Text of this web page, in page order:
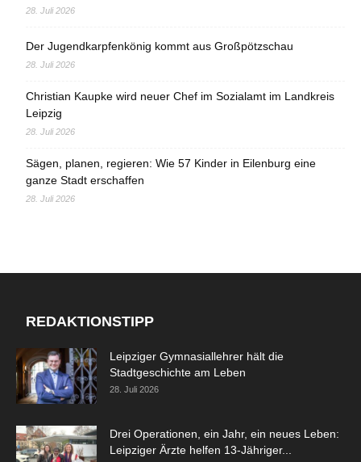
28. Juli 2026
Der Jugendkarpfenkönig kommt aus Großpötzschau
28. Juli 2026
Christian Kaupke wird neuer Chef im Sozialamt im Landkreis
Leipzig
28. Juli 2026
Sägen, planen, regieren: Wie 57 Kinder in Eilenburg eine
ganze Stadt erschaffen
28. Juli 2026
REDAKTIONSTIPP
Leipziger Gymnasiallehrer hält die
Stadtgeschichte am Leben
28. Juli 2026
Drei Operationen, ein Jahr, ein neues Leben:
Leipziger Ärzte helfen 13-Jähriger...